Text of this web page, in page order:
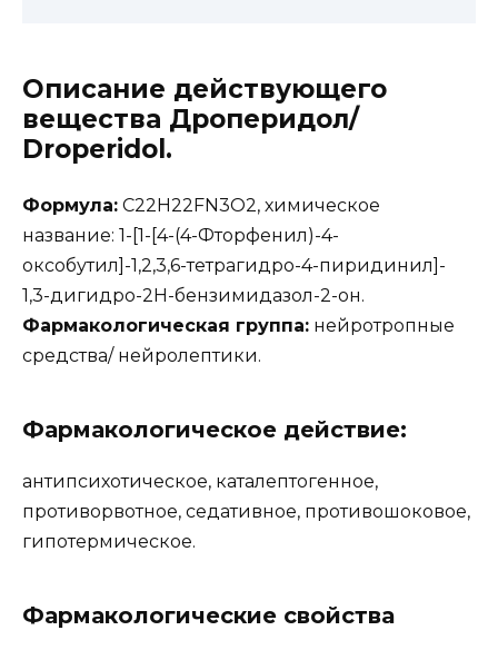
Описание действующего
вещества Дроперидол/
Droperidol.
Формула: C22H22FN3O2, химическое
название: 1-[1-[4-(4-Фторфенил)-4-
оксобутил]-1,2,3,6-тетрагидро-4-пиридинил]-
1,3-дигидро-2Н-бензимидазол-2-он.
Фармакологическая группа: нейротропные
средства/ нейролептики.
Фармакологическое действие:
антипсихотическое, каталептогенное,
противорвотное, седативное, противошоковое,
гипотермическое.
Фармакологические свойства